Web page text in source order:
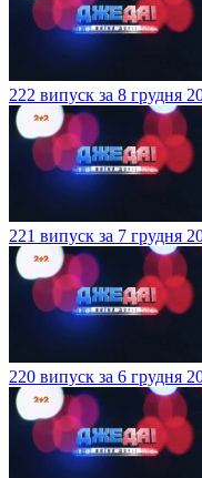
222 випуск за 8 грудня
221 випуск за 7 грудня
220 випуск за 6 грудня